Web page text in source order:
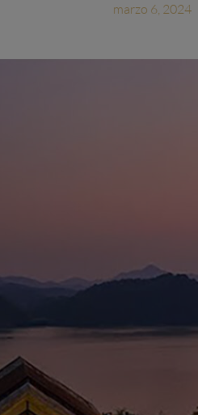
marzo 6, 2024